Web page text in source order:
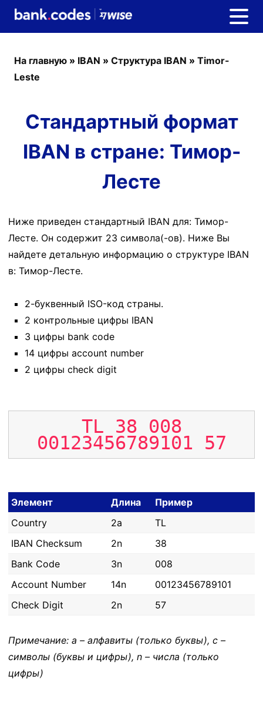
На главную » IBAN » Структура IBAN » Timor-
Leste
Стандартный формат
IBAN в стране: Тимор-
Лесте
Ниже приведен стандартный IBAN для: Тимор-
Лесте. Он содержит 23 символа(-ов). Ниже Вы
найдете детальную информацию о структуре IBAN
в: Тимор-Лесте.
2-буквенный ISO-код страны.
2 контрольные цифры IBAN
3 цифры bank code
14 цифры account number
2 цифры check digit
TL 38 008
00123456789101 57
Элемент Длина
Пример
Country
2a
TL
IBAN Checksum
2n
38
Bank Code
3n
008
Account Number
14n
00123456789101
Check Digit
2n 57
Примечание: a – алфавиты (только буквы), c –
символы (буквы и цифры), n – числа (только
цифры)